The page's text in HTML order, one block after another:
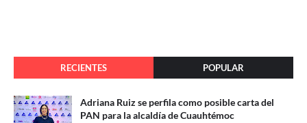
RECIENTES POPULAR
Adriana Ruiz se perfila como posible carta del
PAN para la alcaldía de Cuauhtémoc